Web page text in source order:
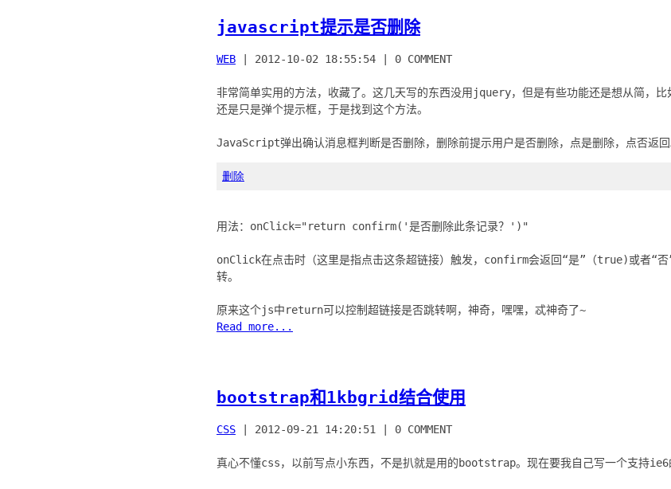
javascript提示是否删除
WEB 2012-10-02 18:55:54 0 COMMENT
非常简单实用的方法，收藏了。这几天写的东西没用jquery，但是有些功能还是想从简，比
还是只是弹个提示框，于是找到这个方法。
删除
用法：onClick="return confirm('是否删除此条记录？')"
onClick在点击时（这里是指点击这条超链接）触发，confirm会返回“是”（true)或者“
转。
Read more...
bootstrap和1kbgrid结合使用
CSS 2012-09-21 14:20:51 0 COMMENT
真心不懂css，以前写点小东西，不是扒就是用的bootstrap。现在要我自己写一个支持ie6